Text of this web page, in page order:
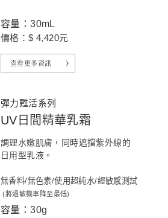
容量：30mL
價格：$ 4,420元
查看更多資訊
彈力甦活系列
UV日間精華乳霜
調理水嫩肌膚，同時遮擋紫外線的
日用型乳液。
無香料/無色素/使用超純水/經敏感測試
(將過敏機率降至最低)
容量：30g